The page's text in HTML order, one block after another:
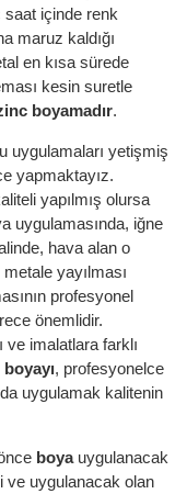
saat içinde renk
maruz kaldığı
en kısa sürede
kesin suretle
boyamadır.
uygulamaları yetişmiş
yapmaktayız.
yapılmış olursa
uygulamasında, iğne
hava alan o
yayılması
profesyonel
önemlidir.
ve imalatlara farklı
boyayı, profesyonelce
uygulamak kalitenin
boyauygulanacak
ve uygulanacak olan